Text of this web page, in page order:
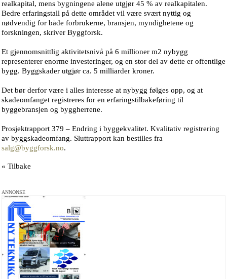
realkapital, mens bygningene alene utgjør 45 % av realkapitalen.
Bedre erfaringstall på dette området vil være svært nyttig og
nødvendig for både forbrukerne, bransjen, myndighetene og
forskningen, skriver Byggforsk.
Et gjennomsnittlig aktivitetsnivå på 6 millioner m2 nybygg
representerer enorme investeringer, og en stor del av dette er offentlige
bygg. Byggskader utgjør ca. 5 milliarder kroner.
Det bør derfor være i alles interesse at nybygg følges opp, og at
skadeomfanget registreres for en erfaringstilbakeføring til
byggebransjen og byggherrene.
Prosjektrapport 379 – Endring i byggekvalitet. Kvalitativ registrering
av byggskadeomfang. Sluttrapport kan bestilles fra
salg@byggforsk.no.
« Tilbake
ANNONSE